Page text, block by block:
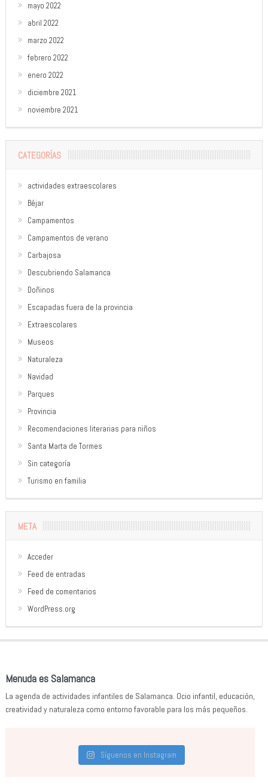
mayo 2022
abril 2022
marzo 2022
febrero 2022
enero 2022
diciembre 2021
noviembre 2021
CATEGORÍAS
actividades extraescolares
Béjar
Campamentos
Campamentos de verano
Carbajosa
Descubriendo Salamanca
Doñinos
Escapadas fuera de la provincia
Extraescolares
Museos
Naturaleza
Navidad
Parques
Provincia
Recomendaciones literarias para niños
Santa Marta de Tormes
Sin categoría
Turismo en familia
META
Acceder
Feed de entradas
Feed de comentarios
WordPress.org
Menuda es Salamanca
La agenda de actividades infantiles de Salamanca. Ocio infantil, educación,
creatividad y naturaleza como entorno favorable para los más pequeños.
Síguenos en Instagram